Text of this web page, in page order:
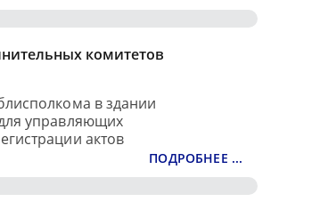
комитетов
в здании
управляющих
актов
ПОДРОБНЕЕ ...